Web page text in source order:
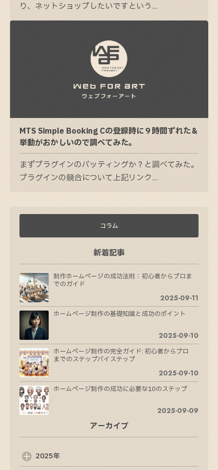
り、ネットショップしたいですという...
MTS Simple Booking Cの登録時に９時間ずれた＆
挙動がおかしいので調べてみた。
まずプラグインのバッティングか？と調べてみた。
プラグインの競合について上記リンク...
コラム
新着記事
制作ホームページの成功法則：初心者からプロま
でのガイド
2025-09-11
ホームページ制作の基礎知識と成功のポイント
2025-09-10
ホームページ制作の完全ガイド: 初心者からプロ
までのステップバイステップ
2025-09-10
ホームページ制作の成功に必要な10のステップ
2025-09-09
ホームページ制作の成功法則：魅力的なサイトを
作るためのステップ
Web制作会社の選び方: 成功するためのポイント
アーカイブ
2025年